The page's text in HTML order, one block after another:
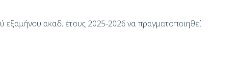
ακαδ. έτους 2025-2026 να πραγματοποιηθεί